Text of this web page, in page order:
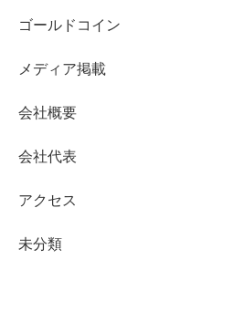
ゴールドコイン
メディア掲載
会社概要
会社代表
アクセス
未分類